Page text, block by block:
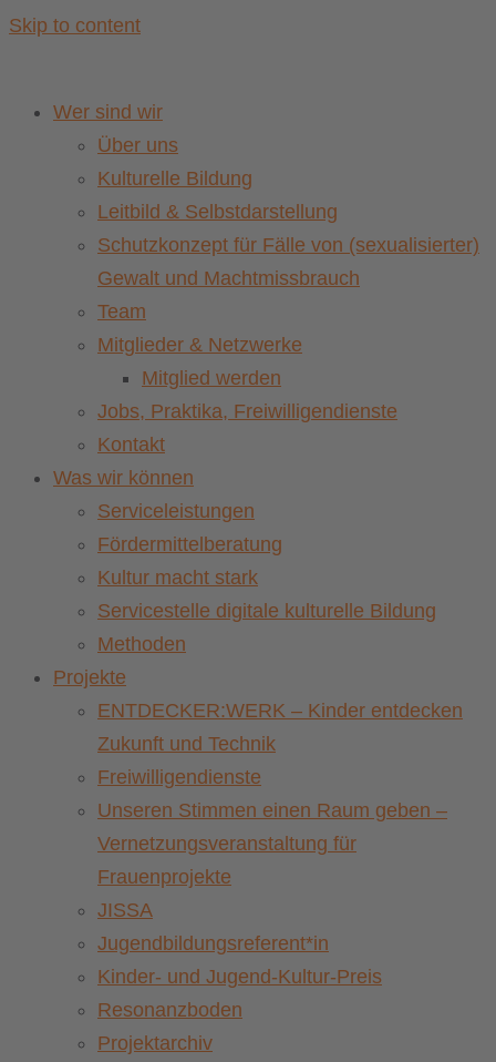
Skip to content
Wer sind wir
Über uns
Kulturelle Bildung
Leitbild & Selbstdarstellung
Schutzkonzept für Fälle von (sexualisierter)
Gewalt und Machtmissbrauch
Team
Mitglieder & Netzwerke
Mitglied werden
Jobs, Praktika, Freiwilligendienste
Kontakt
Was wir können
Serviceleistungen
Fördermittelberatung
Kultur macht stark
Servicestelle digitale kulturelle Bildung
Methoden
Projekte
ENTDECKER:WERK – Kinder entdecken
Zukunft und Technik
Freiwilligendienste
Unseren Stimmen einen Raum geben –
Vernetzungsveranstaltung für
Frauenprojekte
JISSA
Jugendbildungsreferent*in
Kinder- und Jugend-Kultur-Preis
Resonanzboden
Projektarchiv